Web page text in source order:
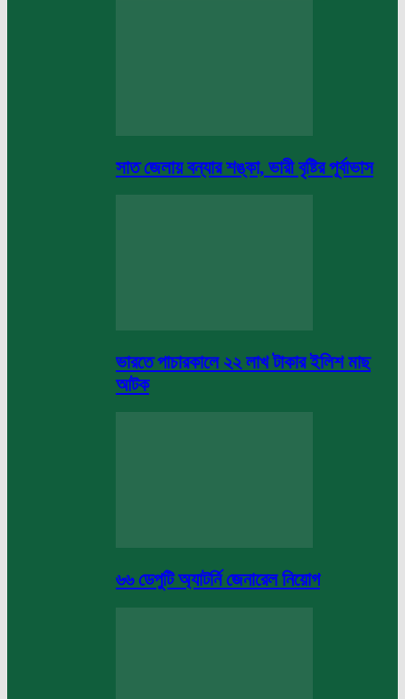
সাত জেলায় বন্যার শঙ্কা, ভারী বৃষ্টির পূর্বাভাস
ভারতে পাচারকালে ২২ লাখ টাকার ইলিশ মাছ
আটক
৬৬ ডেপুটি অ্যাটর্নি জেনারেল নিয়োগ